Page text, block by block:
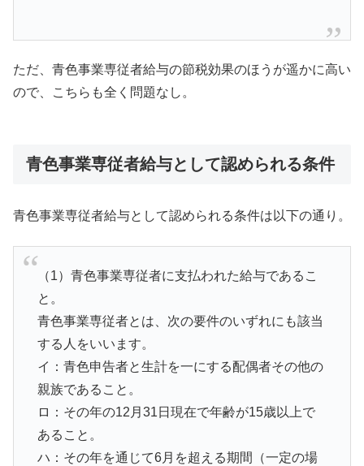
ただ、青色事業専従者給与の節税効果のほうが遥かに高い
ので、こちらも全く問題なし。
青色事業専従者給与として認められる条件
青色事業専従者給与として認められる条件は以下の通り。
（1）青色事業専従者に支払われた給与であるこ
と。
青色事業専従者とは、次の要件のいずれにも該当
する人をいいます。
イ：青色申告者と生計を一にする配偶者その他の
親族であること。
ロ：その年の12月31日現在で年齢が15歳以上で
あること。
ハ：その年を通じて6月を超える期間（一定の場